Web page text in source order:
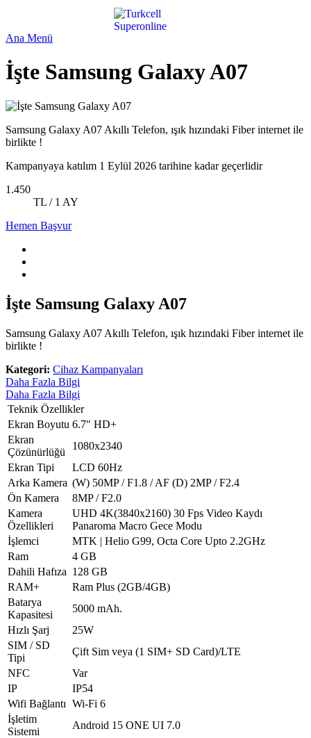
Ana Menü
İşte Samsung Galaxy A07
Samsung Galaxy A07 Akıllı Telefon, ışık hızındaki Fiber internet ile
birlikte !
Kampanyaya katılım 1 Eylül 2026 tarihine kadar geçerlidir
1.450
TL / 1 AY
Hemen Başvur
İşte Samsung Galaxy A07
Samsung Galaxy A07 Akıllı Telefon, ışık hızındaki Fiber internet ile
birlikte !
Kategori: Cihaz Kampanyaları
Daha Fazla Bilgi
Daha Fazla Bilgi
​Teknik Özellikler​
Ekran Boyutu 6.7" HD+
Ekran
Çözünürlüğü
1080x2340
Ekran Tipi
LCD 60Hz
Arka Kamera (W) 50MP / F1.8 / AF (D) 2MP / F2.4
Ön Kamera
8MP / F2.0
Kamera
Özellikleri
UHD 4K(3840x2160) 30 Fps Video Kaydı
Panaroma Macro Gece Modu
İşlemci
MTK | Helio G99, Octa Core Upto 2.2GHz
Ram
4 GB
Dahili Hafıza 128 GB
RAM+
Ram Plus (2GB/4GB)
Batarya
Kapasitesi
5000 mAh.
Hızlı Şarj
25W
SIM / SD
Tipi
Çift Sim veya (1 SIM+ SD Card)/LTE
NFC
Var
IP
IP54
Wifi Bağlantı Wi-Fi 6
İşletim
Sistemi
Android 15 ONE UI 7.0